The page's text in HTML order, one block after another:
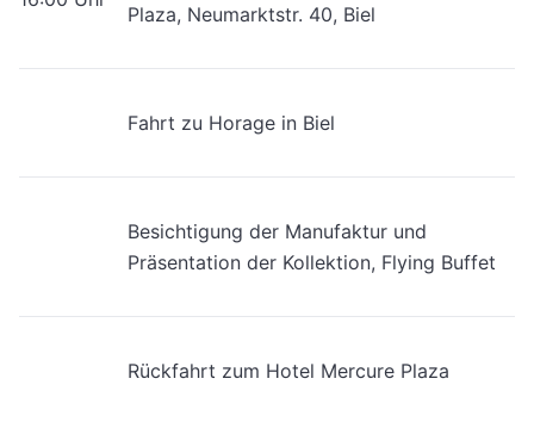
Plaza, Neumarktstr. 40, Biel
Fahrt zu Horage in Biel
Besichtigung der Manufaktur und
Präsentation der Kollektion, Flying Buffet
Rückfahrt zum Hotel Mercure Plaza